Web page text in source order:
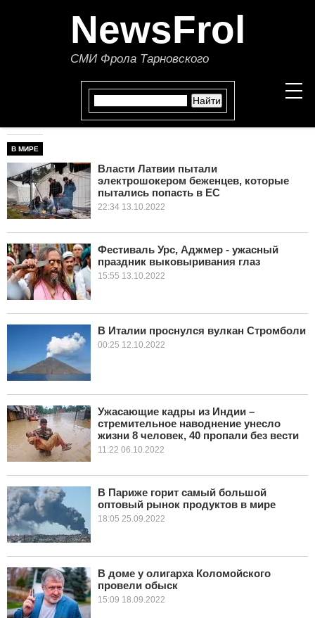
NewsFrol
СМИ Фрола Тарновского
СТАТЬИ
ЭКОНОМИКА
В МИРЕ
ОБЩЕСТВО
КУЛЬТУРА
ШОУ-БИЗНЕС
ЭГОИЗМ
В МИРЕ
Власти Латвии пытали
электрошокером беженцев, которые
пытались попасть в ЕС
22:34 13.10.2022
Фестиваль Урс, Аджмер - ужасный
праздник выковыривания глаз
15:55 13.10.2022
В Италии проснулся вулкан Стромболи
00:25 12.10.2022
Ужасающие кадры из Индии –
стремительное наводнение унесло
жизни 8 человек, 40 пропали без вести
11:22 06.10.2022
В Париже горит самый большой
оптовый рынок продуктов в мире
18:05 25.09.2022
В доме у олигарха Коломойского
провели обыск
15:09 18.09.2022